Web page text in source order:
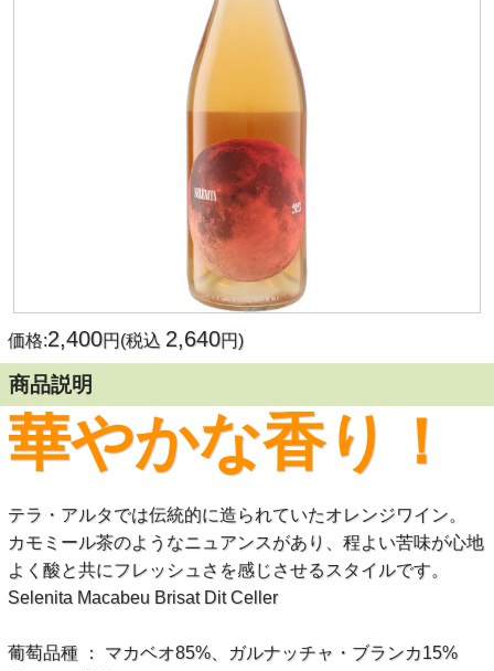
価格:2,400円(税込 2,640円)
商品説明
華やかな香り！
テラ・アルタでは伝統的に造られていたオレンジワイン。
カモミール茶のようなニュアンスがあり、程よい苦味が心地
よく酸と共にフレッシュさを感じさせるスタイルです。
Selenita Macabeu Brisat Dit Celler
葡萄品種 ： マカベオ85%、ガルナッチャ・ブランカ15%